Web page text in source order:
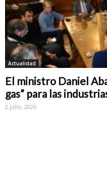
Actualidad
El ministro Daniel
gas” para las
2 julio, 2026